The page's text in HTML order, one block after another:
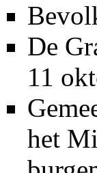
De
11
het